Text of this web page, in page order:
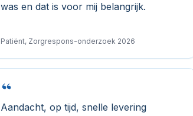
was en dat is voor mij belangrijk.
Patiënt, Zorgrespons-onderzoek 2026
Aandacht, op tijd, snelle levering